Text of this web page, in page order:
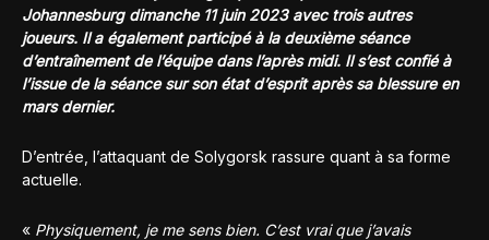
Johannesburg dimanche 11 juin 2023 avec trois autres
joueurs. Il a également participé à la deuxième séance
d’entraînement de l’équipe dans l’après midi. Il s’est confié à
l’issue de la séance sur son état d’esprit après sa blessure en
mars dernier.
D’entrée, l’attaquant de Solygorsk rassure quant à sa forme
actuelle.
« Physiquement, je me sens bien. C’est vrai que j’avais